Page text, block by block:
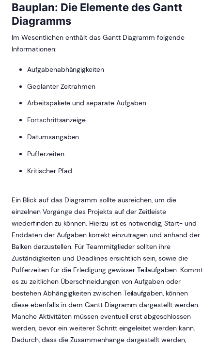
Bauplan: Die Elemente des Gantt
Diagramms
Im Wesentlichen enthält das Gantt Diagramm folgende
Informationen:
Aufgabenabhängigkeiten
Geplanter Zeitrahmen
Arbeitspakete und separate Aufgaben
Fortschrittsanzeige
Datumsangaben
Pufferzeiten
Kritischer Pfad
Ein Blick auf das Diagramm sollte ausreichen, um die
einzelnen Vorgänge des Projekts auf der Zeitleiste
wiederfinden zu können. Hierzu ist es notwendig, Start- und
Enddaten der Aufgaben korrekt einzutragen und anhand der
Balken darzustellen. Für Teammitglieder sollten ihre
Zuständigkeiten und Deadlines ersichtlich sein, sowie die
Pufferzeiten für die Erledigung gewisser Teilaufgaben. Kommt
es zu zeitlichen Überschneidungen von Aufgaben oder
bestehen Abhängigkeiten zwischen Teilaufgaben, können
diese ebenfalls in dem Gantt Diagramm dargestellt werden.
Manche Aktivitäten müssen eventuell erst abgeschlossen
werden, bevor ein weiterer Schritt eingeleitet werden kann.
Dadurch, dass die Zusammenhänge dargestellt werden,